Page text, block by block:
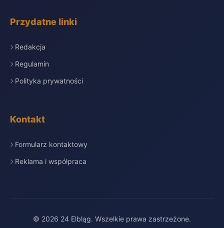
Przydatne linki
Redakcja
Regulamin
Polityka prywatności
Kontakt
Formularz kontaktowy
Reklama i współpraca
© 2026 24 Elbląg. Wszelkie prawa zastrzeżone.